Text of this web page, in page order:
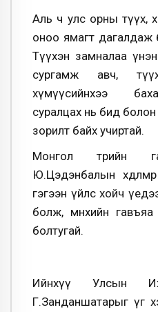
Аль ч улс орны түүх,
оноо ямагт дагалдаж
Түүхэн замналаа үнэн
сургамж авч,
хүмүүсийнхээ
суралцах нь бид
зорилт байх учиртай.
Монгол төрийн
Ю.Цэдэнбалын
гэгээн үйлс хойч
болж, мөнхийн
болтугай.
Ийнхүү Улсын
Г.Занданшатарыг үг